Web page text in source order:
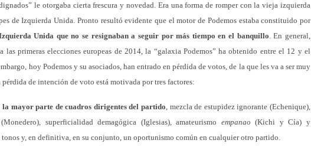
le otorgaba cierta frescura y novedad. Era una forma de romper con la vieja izquierda
de Izquierda Unida. Pronto resultó evidente que el motor de Podemos estaba constituido por
Unida que no se resignaban a seguir por más tiempo en el banquillo. En general,
las primeras elecciones europeas de 2014, la “galaxia Podemos” ha obtenido entre el 12 y el
hoy Podemos y su asociados, han entrado en pérdida de votos, de la que les va a ser muy
de intención de voto está motivada por tres factores:
mayor parte de cuadros dirigentes del partido, mezcla de estupidez ignorante (Echenique),
superficialidad demagógica (Iglesias), amateurismo empanao (Kichi y Cía) y
y, en definitiva, en su conjunto, un oportunismo común en cualquier otro partido.